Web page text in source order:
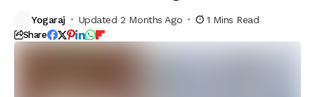
Yogaraj Updated 2 Months Ago 1 Mins Read
Share